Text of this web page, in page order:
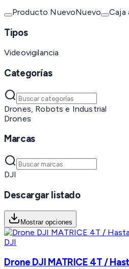
Producto NuevoNuevo Caja
Tipos
Videovigilancia
Categorías
Drones, Robots e Industrial
Drones
Marcas
DJI
Descargar listado
Mostrar opciones
DJI
Drone DJI MATRICE 4T /